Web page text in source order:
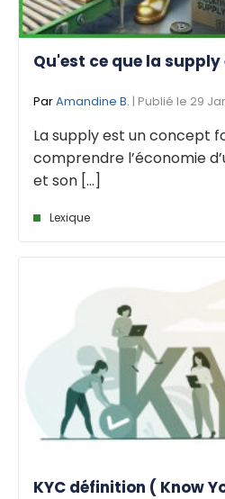
Qu'est ce que la
ParAmandine B. | Publié le 29
La supply est un concept
comprendre l’économie
et son [...]
Lexique
KYC définition ( Know